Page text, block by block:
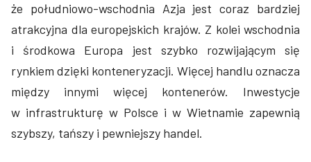
że południowo-wschodnia Azja jest coraz bardziej
atrakcyjna dla europejskich krajów. Z kolei wschodnia
i środkowa Europa jest szybko rozwijającym się
rynkiem dzięki konteneryzacji. Więcej handlu oznacza
między innymi więcej kontenerów. Inwestycje
w infrastrukturę w Polsce i w Wietnamie zapewnią
szybszy, tańszy i pewniejszy handel.